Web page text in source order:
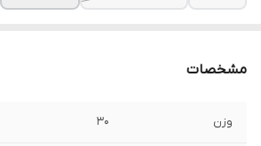
مشخصات
وزن 30